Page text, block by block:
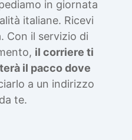
in giornata
italiane. Ricevi
Con il servizio di
il corriere ti
il pacco dove
a un indirizzo
te.